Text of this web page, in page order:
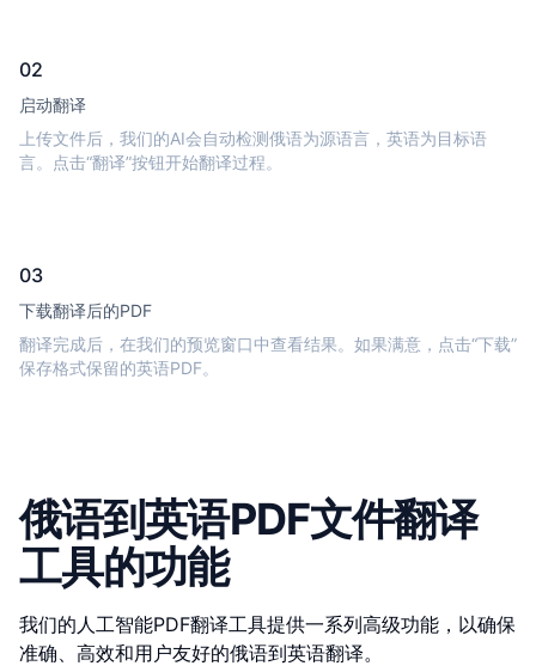
02
启动翻译
上传文件后，我们的AI会自动检测俄语为源语言，英语为目标语
言。点击“翻译”按钮开始翻译过程。
03
下载翻译后的PDF
翻译完成后，在我们的预览窗口中查看结果。如果满意，点击“下载”
保存格式保留的英语PDF。
俄语到英语PDF文件翻译
工具的功能
我们的人工智能PDF翻译工具提供一系列高级功能，以确保
准确、高效和用户友好的俄语到英语翻译。